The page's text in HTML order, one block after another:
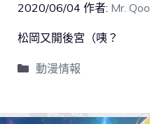
2020/06/04 作者: Mr. Qoo
松岡又開後宮（咦？
動漫情報